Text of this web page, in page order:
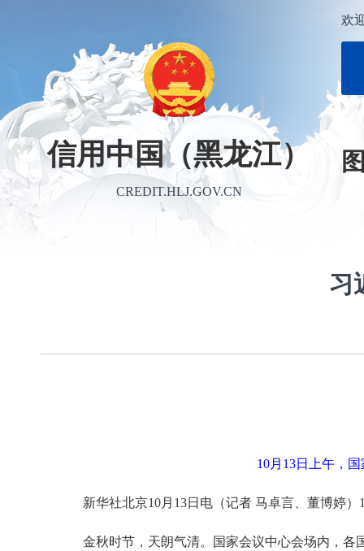
信用中国（黑龙江）
CREDIT.HLJ.GOV.CN
欢
习
10月13日上午，
新华社北京10月13日电（记者 马卓言、董博婷
金秋时节，天朗气清。国家会议中心会场内，各